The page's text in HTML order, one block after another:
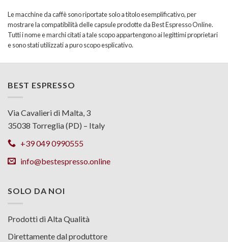
Le macchine da caffè sono riportate solo a titolo esemplificativo, per
mostrare la compatibilità delle capsule prodotte da Best Espresso Online.
Tutti i nome e marchi citati a tale scopo appartengono ai legittimi proprietari
e sono stati utilizzati a puro scopo esplicativo.
BEST ESPRESSO
Via Cavalieri di Malta, 3
35038 Torreglia (PD) – Italy
+39 049 0990555
info@bestespresso.online
SOLO DA NOI
Prodotti di Alta Qualità
Direttamente dal produttore